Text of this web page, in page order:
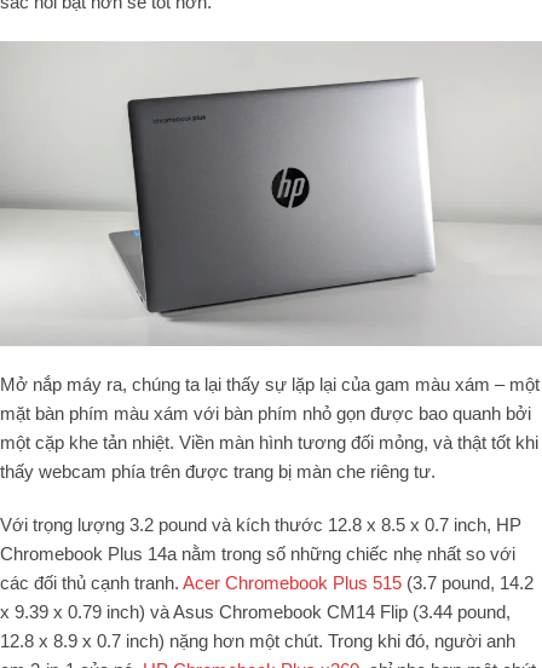
Mở nắp máy ra, chúng ta lại thấy sự lặp lại của gam màu xám – một
mặt bàn phím màu xám với bàn phím nhỏ gọn được bao quanh bởi
một cặp khe tản nhiệt. Viền màn hình tương đối mỏng, và thật tốt khi
thấy webcam phía trên được trang bị màn che riêng tư.
Với trọng lượng 3.2 pound và kích thước 12.8 x 8.5 x 0.7 inch, HP
Chromebook Plus 14a nằm trong số những chiếc nhẹ nhất so với
các đối thủ cạnh tranh. Acer Chromebook Plus 515 (3.7 pound, 14.2
x 9.39 x 0.79 inch) vàAsus Chromebook CM14 Flip (3.44 pound,
12.8 x 8.9 x 0.7 inch) nặng hơn một chút. Trong khi đó, người anh